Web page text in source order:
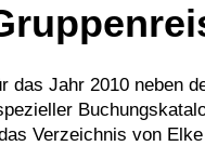
das Jahr 2010 neben
Verzeichnis von